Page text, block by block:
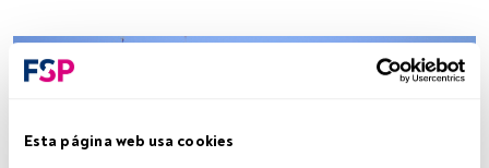
Esta página web usa cookies